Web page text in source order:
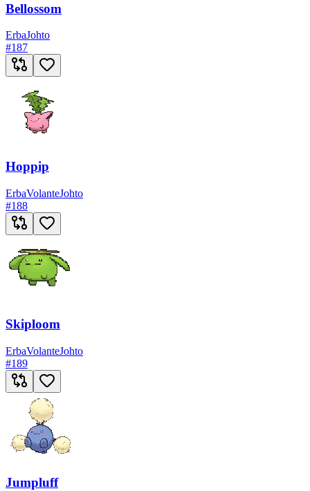
Bellossom
ErbaJohto
#187
Hoppip
ErbaVolanteJohto
#188
Skiploom
ErbaVolanteJohto
#189
Jumpluff